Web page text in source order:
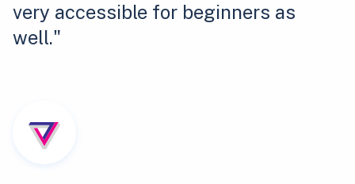
very accessible for beginners as
well."